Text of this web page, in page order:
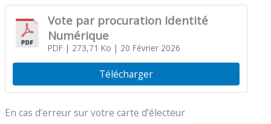
Vote par procuration Identité
Numérique
PDF| 273,71 Ko | 20 Février 2026
Télécharger
En cas d’erreur sur votre carte d’électeur